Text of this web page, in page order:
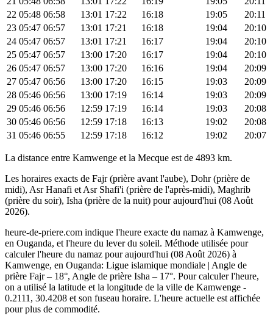
22 05:48 06:58 13:01 17:22 16:18 19:05
20:11
23 05:47 06:57 13:01 17:21 16:18 19:04
20:10
24 05:47 06:57 13:01 17:21 16:17 19:04
20:10
25 05:47 06:57 13:00 17:20 16:17 19:04
20:10
26 05:47 06:57 13:00 17:20 16:16 19:04
20:09
27 05:47 06:56 13:00 17:20 16:15 19:03
20:09
28 05:46 06:56 13:00 17:19 16:14 19:03
20:09
29 05:46 06:56 12:59 17:19 16:14 19:03
20:08
30 05:46 06:56 12:59 17:18 16:13 19:02
20:08
31 05:46 06:55 12:59 17:18 16:12 19:02 20:07
La distance entre Kamwenge et la Mecque est de 4893 km.
Les horaires exacts de Fajr (prière avant l'aube), Dohr (prière de
midi), Asr Hanafi et Asr Shafi'i (prière de l'après-midi), Maghrib
(prière du soir), Isha (prière de la nuit) pour aujourd'hui (08 Août
2026).
heure-de-priere.com indique l'heure exacte du namaz à Kamwenge,
en Ouganda, et l'heure du lever du soleil. Méthode utilisée pour
calculer l'heure du namaz pour aujourd'hui (08 Août 2026) à
Kamwenge, en Ouganda: Ligue islamique mondiale | Angle de
prière Fajr – 18°, Angle de prière Isha – 17°. Pour calculer l'heure,
on a utilisé la latitude et la longitude de la ville de Kamwenge -
0.2111, 30.4208 et son fuseau horaire. L'heure actuelle est affichée
pour plus de commodité.